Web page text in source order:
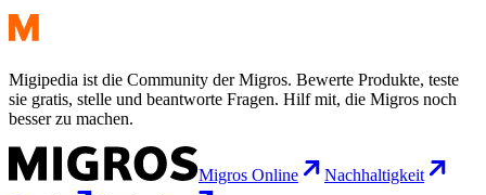
Migipedia ist die Community der Migros. Bewerte Produkte, teste
sie gratis, stelle und beantworte Fragen. Hilf mit, die Migros noch
besser zu machen.
Migros Online
Nachhaltigkeit